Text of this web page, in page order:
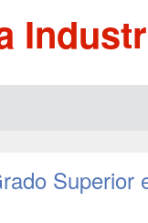
Superior